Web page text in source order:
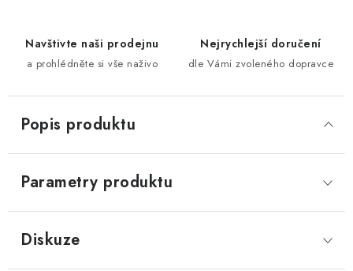
Navštivte naši prodejnu
a prohlédněte si vše naživo
Nejrychlejší doručení
dle Vámi zvoleného dopravce
Popis produktu
Parametry produktu
Diskuze